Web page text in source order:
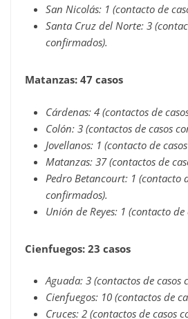
San Nicolás: 1 (contacto de
Santa Cruz del Norte: 3
confirmados).
Matanzas: 47 casos
Cárdenas: 4 (contactos de
Colón: 3 (contactos de casos
Jovellanos: 1 (contacto de
Matanzas: 37 (contactos de
Pedro Betancourt: 1 (contacto
confirmados).
Unión de Reyes: 1 (contacto
Cienfuegos: 23 casos
Aguada: 3 (contactos de casos
Cienfuegos: 10 (contactos de
Cruces: 2 (contactos de casos